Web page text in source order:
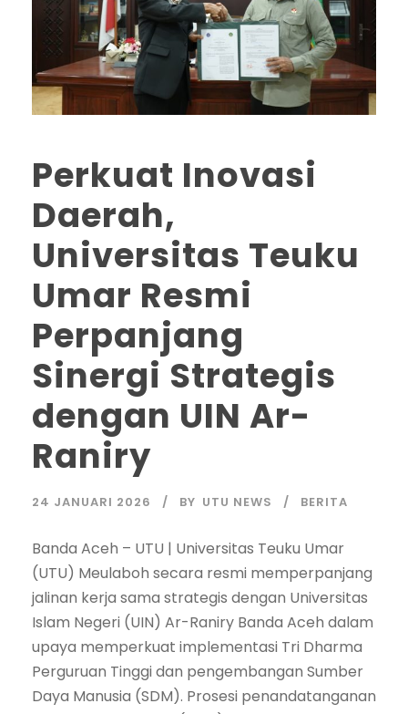
Perkuat Inovasi
Daerah,
Universitas Teuku
Umar Resmi
Perpanjang
Sinergi Strategis
dengan UIN Ar-
Raniry
24 JANUARI 2026 BY UTU NEWS BERITA
Banda Aceh – UTU | Universitas Teuku Umar
(UTU) Meulaboh secara resmi memperpanjang
jalinan kerja sama strategis dengan Universitas
Islam Negeri (UIN) Ar-Raniry Banda Aceh dalam
upaya memperkuat implementasi Tri Dharma
Perguruan Tinggi dan pengembangan Sumber
Daya Manusia (SDM). Prosesi penandatanganan